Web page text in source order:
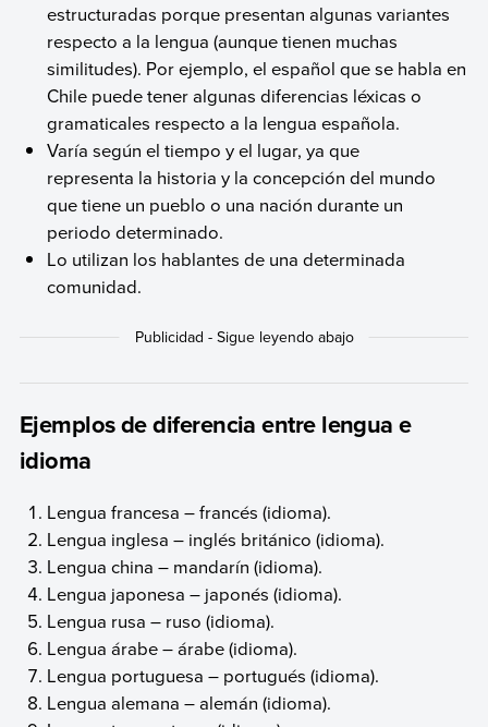
estructuradas porque presentan algunas variantes
respecto a la lengua (aunque tienen muchas
similitudes). Por ejemplo, el español que se habla en
Chile puede tener algunas diferencias léxicas o
gramaticales respecto a la lengua española.
Varía según el tiempo y el lugar, ya que
representa la historia y la concepción del mundo
que tiene un pueblo o una nación durante un
periodo determinado.
Lo utilizan los hablantes de una determinada
comunidad.
Ejemplos de diferencia entre lengua e
idioma
Lengua francesa – francés (idioma).
Lengua inglesa – inglés británico (idioma).
Lengua china – mandarín (idioma).
Lengua japonesa – japonés (idioma).
Lengua rusa – ruso (idioma).
Lengua árabe – árabe (idioma).
Lengua portuguesa – portugués (idioma).
Lengua alemana – alemán (idioma).